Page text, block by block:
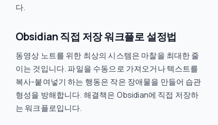
다.
Obsidian 직접 저장 워크플로 설정법
동영상 노트를 위한 최상의 시스템은 마찰을 최대한 줄
이는 것입니다. 파일을 수동으로 가져오거나 텍스트를
복사-붙여넣기 하는 행동은 작은 장애물을 만들어 습관
형성을 방해합니다. 해결책은 Obsidian에 직접 저장하
는 워크플로입니다.